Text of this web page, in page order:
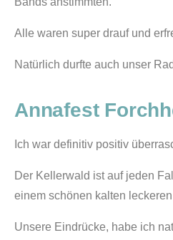
Alle waren super drauf und
Natürlich durfte auch unser
Annafest
Ich war definitiv positiv
Der Kellerwald ist auf jeden
einem schönen kalten
Unsere Eindrücke, habe ich